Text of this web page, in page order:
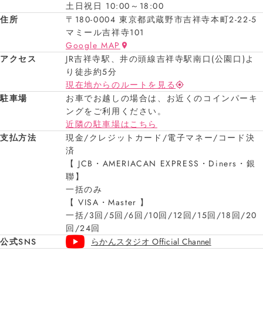
土日祝日 10:00～18:00
住所
〒180-0004 東京都武蔵野市吉祥寺本町2-22-5
マミール吉祥寺101
Google MAP
アクセス
JR吉祥寺駅、井の頭線吉祥寺駅南口(公園口)よ
り徒歩約5分
現在地からのルートを見る
駐車場
お車でお越しの場合は、お近くのコインパーキ
ングをご利用ください。
近隣の駐車場はこちら
支払方法
現金/クレジットカード/電子マネー/コード決
済
【 JCB・AMERIACAN EXPRESS・Diners・銀
聯】
一括のみ
【 VISA・Master 】
一括/3回/5回/6回/10回/12回/15回/18回/20
回/24回
公式SNS
らかんスタジオ Official Channel